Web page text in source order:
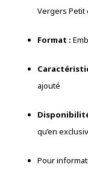
Vergers Petit
Format :
ajouté
qu’en
Pour